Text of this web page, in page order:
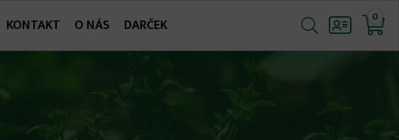
KONTAKT O NÁS DARČEK 0